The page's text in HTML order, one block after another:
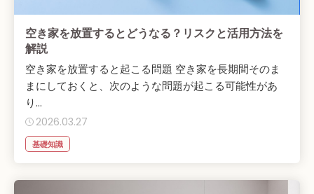
空き家を放置するとどうなる？リスクと活用方法を
解説
空き家を放置すると起こる問題 空き家を長期間そのま
まにしておくと、次のような問題が起こる可能性があ
り...
2026.03.27
基礎知識